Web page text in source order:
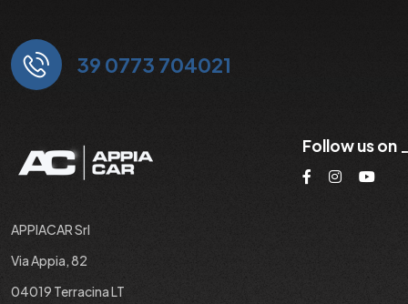
39 0773 704021
Follow us on
APPIACAR Srl
Via Appia, 82
04019 Terracina LT